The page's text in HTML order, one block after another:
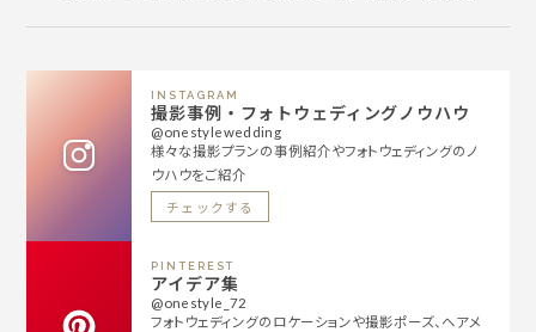
INSTAGRAM
撮影事例・フォトウェディングノウハウ
@onestylewedding
様々な撮影プランの事例紹介やフォトウェディングのノ
ウハウをご紹介
チェックする
PINTEREST
アイデア集
@onestyle_72
フォトウェディングのロケーションや撮影ポーズ、ヘアメ